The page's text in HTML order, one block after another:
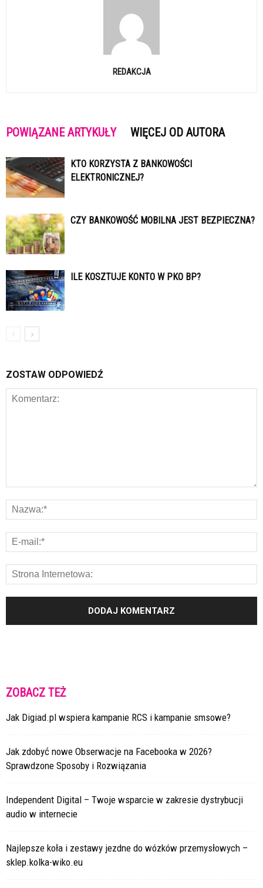
REDAKCJA
POWIĄZANE ARTYKUŁY WIĘCEJ OD AUTORA
KTO KORZYSTA Z BANKOWOŚCI
ELEKTRONICZNEJ?
CZY BANKOWOŚĆ MOBILNA JEST BEZPIECZNA?
ILE KOSZTUJE KONTO W PKO BP?
ZOSTAW ODPOWIEDŹ
ZOBACZ TEŻ
Jak Digiad.pl wspiera kampanie RCS i kampanie smsowe?
Jak zdobyć nowe Obserwacje na Facebooka w 2026?
Sprawdzone Sposoby i Rozwiązania
Independent Digital – Twoje wsparcie w zakresie dystrybucji
audio w internecie
Najlepsze koła i zestawy jezdne do wózków przemysłowych –
sklep.kolka-wiko.eu